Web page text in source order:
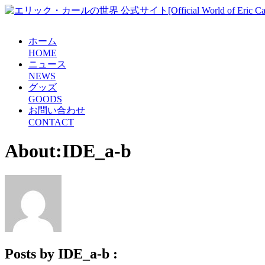
ホーム
HOME
ニュース
NEWS
グッズ
GOODS
お問い合わせ
CONTACT
About:IDE_a-b
Posts by IDE_a-b :